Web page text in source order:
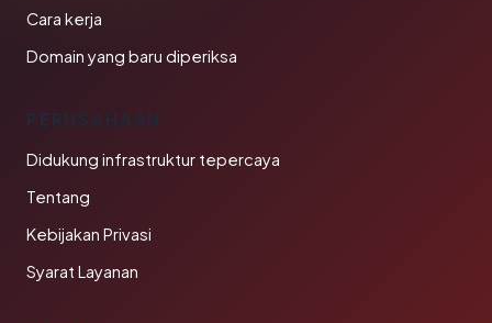
Cara kerja
Domain yang baru diperiksa
PERUSAHAAN
Didukung infrastruktur tepercaya
Tentang
Kebijakan Privasi
Syarat Layanan